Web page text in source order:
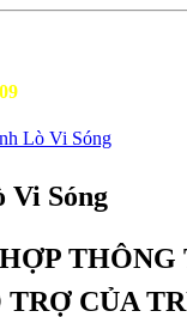
Lò Vi Sóng
Vi Sóng
THÔNG
CỦA